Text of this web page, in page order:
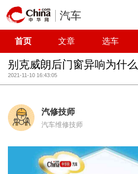
汽车
首页 文章 选车
别克威朗后门窗异响为什么
2021-11-10 16:43:05
汽修技师
汽车维修技师